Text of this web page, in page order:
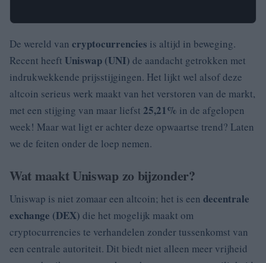
De wereld van cryptocurrencies is altijd in beweging.
Recent heeft Uniswap (UNI) de aandacht getrokken met
indrukwekkende prijsstijgingen. Het lijkt wel alsof deze
altcoin serieus werk maakt van het verstoren van de markt,
met een stijging van maar liefst 25,21% in de afgelopen
week! Maar wat ligt er achter deze opwaartse trend? Laten
we de feiten onder de loep nemen.
Wat maakt Uniswap zo bijzonder?
Uniswap is niet zomaar een altcoin; het is een decentrale
exchange (DEX) die het mogelijk maakt om
cryptocurrencies te verhandelen zonder tussenkomst van
een centrale autoriteit. Dit biedt niet alleen meer vrijheid